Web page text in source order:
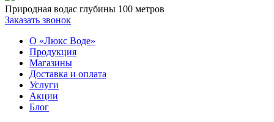
Природная водас глубины 100 метров
Заказать звонок
О «Люкс Воде»
Продукция
Магазины
Доставка и оплата
Услуги
Акции
Блог